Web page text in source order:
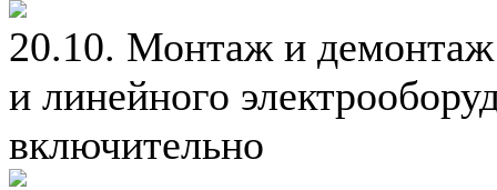
20.10. Монтаж и
и линейного
включительно